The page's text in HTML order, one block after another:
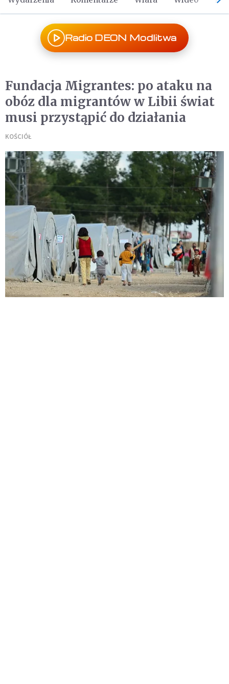
Radio DEON Modlitwa
Fundacja Migrantes: po ataku na
obóz dla migrantów w Libii świat
musi przystąpić do działania
KOŚCIÓŁ